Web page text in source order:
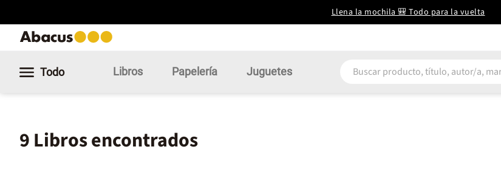
Llena la mochila 🎒 Todo para la vuelta
Todo Libros Papelería Juguetes
9 Libros encontrados